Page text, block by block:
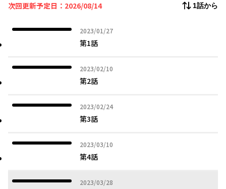
次回更新予定日：2026/08/14 1話から
2023/01/27
2023年01月27日
第1話
2023/02/10
2023年02月10日
第2話
2023/02/24
2023年02月24日
第3話
2023/03/10
2023年03月10日
第4話
2023/03/28
2023年03月28日